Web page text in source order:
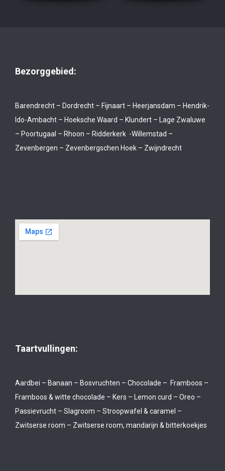
Bezorggebied:
Barendrecht – Dordrecht – Fijnaart – Heerjansdam – Hendrik-
Ido-Ambacht – Hoeksche Waard – Klundert – Lage Zwaluwe
– Poortugaal – Rhoon – Ridderkerk -Willemstad –
Zevenbergen – Zevenbergschen Hoek – Zwijndrecht
Taartvullingen:
Aardbei – Banaan – Bosvruchten – Chocolade – Framboos –
Framboos & witte chocolade – Kers – Lemon curd – Oreo –
Passievrucht – Slagroom – Stroopwafel & caramel –
Zwitserse room – Zwitserse room, mandarijn & bitterkoekjes